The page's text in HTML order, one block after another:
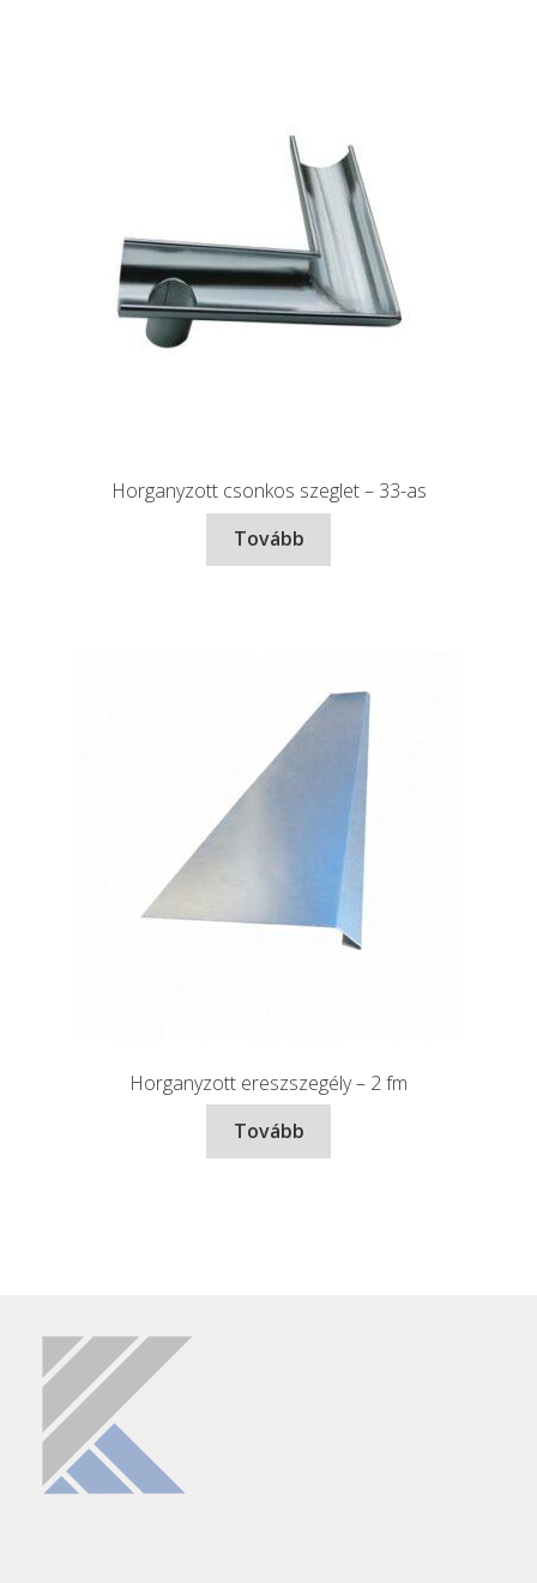
Horganyzott csonkos szeglet – 33-as
Tovább
Horganyzott ereszszegély – 2 fm
Tovább